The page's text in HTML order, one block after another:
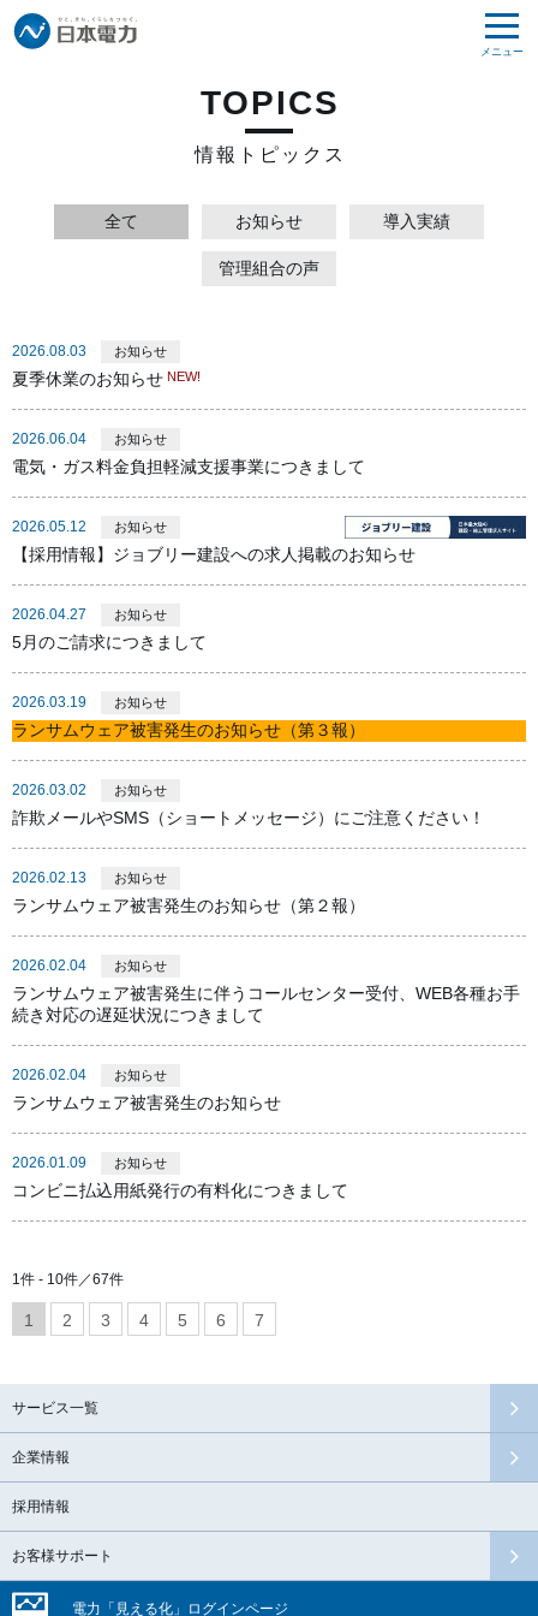
メニュー
TOPICS
情報トピックス
全て お知らせ 導入実績
管理組合の声
2026.08.03 お知らせ
夏季休業のお知らせ
2026.06.04 お知らせ
電気・ガス料金負担軽減支援事業につきまして
2026.05.12 お知らせ
【採用情報】ジョブリー建設への求人掲載のお知らせ
2026.04.27 お知らせ
5月のご請求につきまして
2026.03.19 お知らせ
ランサムウェア被害発生のお知らせ（第３報）
2026.03.02 お知らせ
詐欺メールやSMS（ショートメッセージ）にご注意ください！
2026.02.13 お知らせ
ランサムウェア被害発生のお知らせ（第２報）
2026.02.04 お知らせ
ランサムウェア被害発生に伴うコールセンター受付、WEB各種お手
続き対応の遅延状況につきまして
2026.02.04 お知らせ
ランサムウェア被害発生のお知らせ
2026.01.09 お知らせ
コンビニ払込用紙発行の有料化につきまして
1件 - 10件／67件
1 2 3 4 5 6 7
サービス一覧
企業情報
採用情報
お客様サポート
電力「見える化」 ログインページ